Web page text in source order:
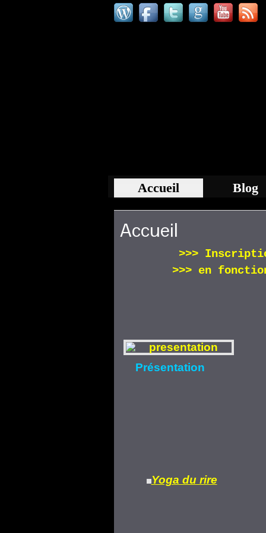
Accueil Blog
Accueil
>>>
>>> en
Présentation
Yoga du rire